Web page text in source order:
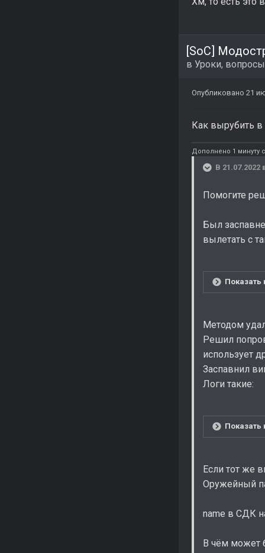
[SoC]
в Уроки,
Опубликовано 21
Как вырубить в
Дополнено 1 минуту
В 21.07.2022
Помогите
Был
вылетать с
Показать
Методом
Решил
использует
Заспавнил
Логи такие:
Показать
Если тот же
Оружейный
name в СДК
В чём может